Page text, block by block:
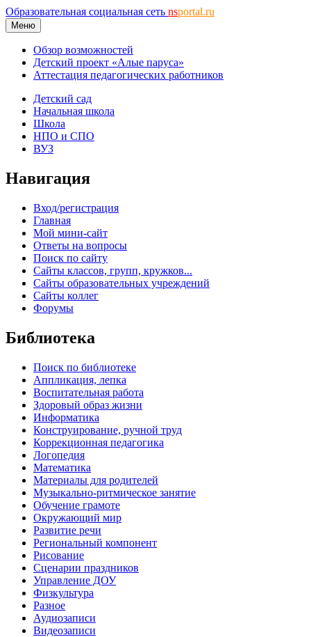
Образовательная социальная сеть nsportal.ru
Меню
Обзор возможностей
Детский проект «Алые паруса»
Аттестация педагогических работников
Детский сад
Начальная школа
Школа
НПО и СПО
ВУЗ
Навигация
Вход/регистрация
Главная
Мой мини-сайт
Ответы на вопросы
Поиск по сайту
Сайты классов, групп, кружков...
Сайты образовательных учреждений
Сайты коллег
Форумы
Библиотека
Поиск по библиотеке
Аппликация, лепка
Воспитательная работа
Здоровый образ жизни
Информатика
Конструирование, ручной труд
Коррекционная педагогика
Логопедия
Математика
Материалы для родителей
Музыкально-ритмическое занятие
Обучение грамоте
Окружающий мир
Развитие речи
Региональный компонент
Рисование
Сценарии праздников
Управление ДОУ
Физкультура
Разное
Аудиозаписи
Видеозаписи